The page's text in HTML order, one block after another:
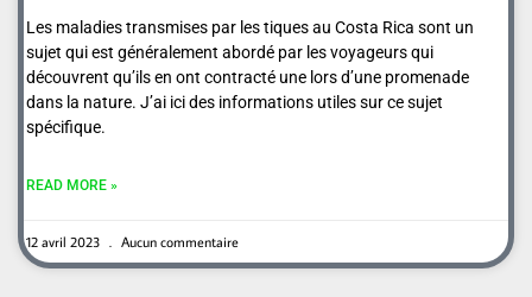
Les maladies transmises par les tiques au Costa Rica sont un
sujet qui est généralement abordé par les voyageurs qui
découvrent qu’ils en ont contracté une lors d’une promenade
dans la nature. J’ai ici des informations utiles sur ce sujet
spécifique.
READ MORE »
12 avril 2023 Aucun commentaire